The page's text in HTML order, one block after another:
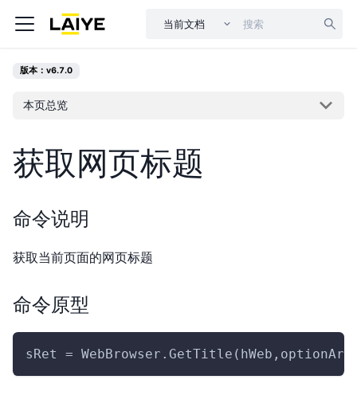
当前文档
版本：v6.7.0
本页总览
获取网页标题
命令说明
获取当前页面的网页标题
命令原型
sRet =